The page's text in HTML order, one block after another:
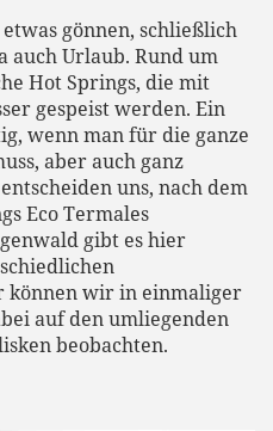
gönnen, schließlich
auch Urlaub. Rund um
Hot Springs, die mit
gespeist werden. Ein
wenn man für die ganze
aber auch ganz
uns, nach dem
Eco Termales
gibt es hier
können wir in einmaliger
auf den umliegenden
beobachten.